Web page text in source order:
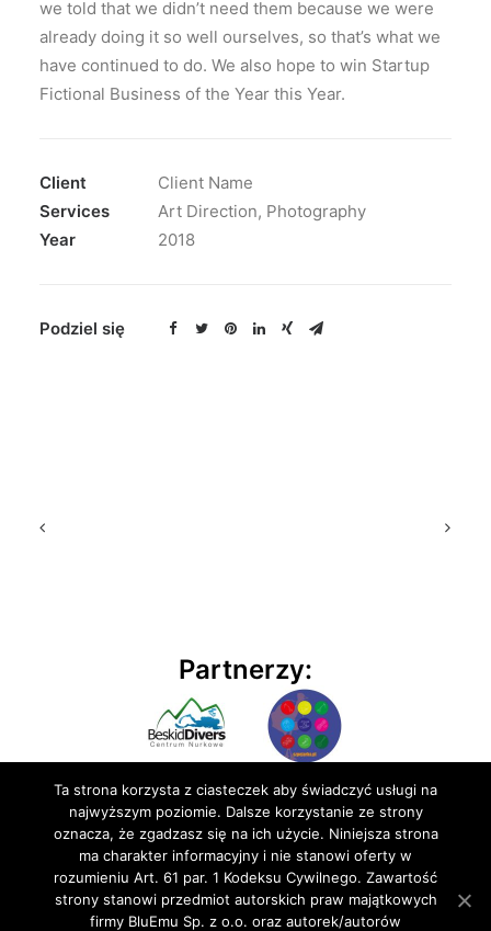
we told that we didn’t need them because we were
already doing it so well ourselves, so that’s what we
have continued to do. We also hope to win Startup
Fictional Business of the Year this Year.
Client
Client Name
Services
Art Direction, Photography
Year
2018
Podziel się
Partnerzy:
© 2020 BluEmu sp. z o.o. Wszelkie prawa zastrzeżone
Ta strona korzysta z ciasteczek aby świadczyć usługi na
najwyższym poziomie. Dalsze korzystanie ze strony
oznacza, że zgadzasz się na ich użycie. Niniejsza strona
ma charakter informacyjny i nie stanowi oferty w
rozumieniu Art. 61 par. 1 Kodeksu Cywilnego. Zawartość
strony stanowi przedmiot autorskich praw majątkowych
firmy BluEmu Sp. z o.o. oraz autorek/autorów